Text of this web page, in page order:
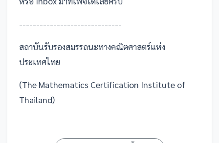
------------------------------
สถาบันรับรองสมรรถนะทางคณิตศาสตร์แห่ง
ประเทศไทย
(The Mathematics Certification Institute of
Thailand)